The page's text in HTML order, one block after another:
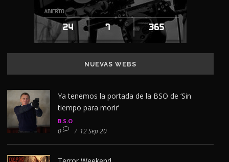
NUEVAS WEBS
Ya tenemos la portada de la BSO de ‘Sin
tiempo para morir’
B.S.O
0 / 12 Sep 20